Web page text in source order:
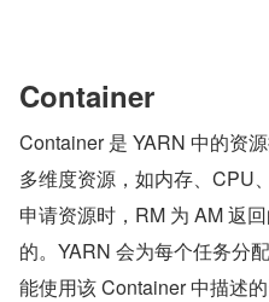
Container
Container 是 YARN 中的资
多维度资源，如内存、CPU
申请资源时，RM 为 AM 返
的。YARN 会为每个任务分
能使用该 Container 中描述